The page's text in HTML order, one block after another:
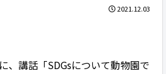
2021.12.03
、講話「SDGsについて動物園で